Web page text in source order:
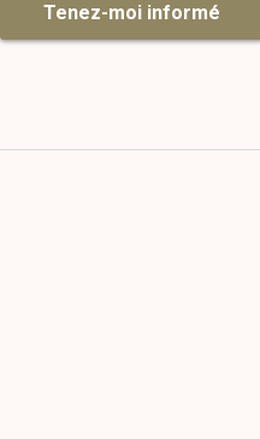
Tenez-moi informé